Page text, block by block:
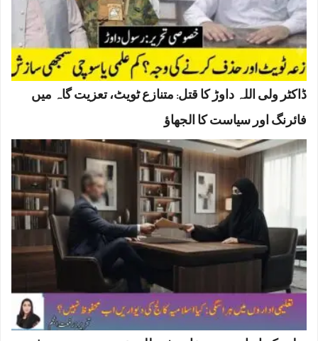
ڈاکٹر ولی اللہ داوڑ کا قتل: متنازع ٹویٹ، تعزیت گاہ میں
فائرنگ اور سیاست کا الجھاؤ